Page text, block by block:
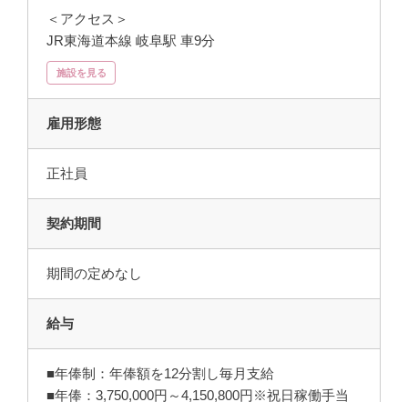
＜アクセス＞
JR東海道本線 岐阜駅 車9分
施設を見る
雇用形態
正社員
契約期間
期間の定めなし
給与
■年俸制：年俸額を12分割し毎月支給
■年俸：3,750,000円～4,150,800円※祝日稼働手当